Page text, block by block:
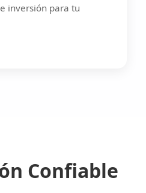
inversión para tu
Confiable